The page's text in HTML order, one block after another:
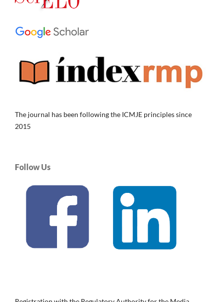
The journal has been following the ICMJE principles since
2015
Follow Us